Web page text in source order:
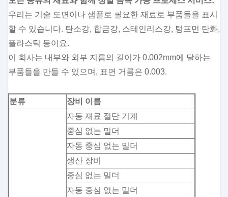
우리는 기술 도면이나 샘플로 필요한 재료로 부품들을 표시
할 수 있습니다. 탄소강, 합금강, 스테인리스강, 텅프먼 탄화,
플라스틱 등이요.
이 회사는 내부와 외부 지름의 길이가 0.002mm에 달하는
부품들을 만들 수 있으며, 표면 거름은 0.003.
분류 장비 이름
자동 재료 절단 기계
중심 없는 밀더
자동 중심 없는 밀더
생산 장비
중심 없는 밀더
자동 중심 없는 밀더